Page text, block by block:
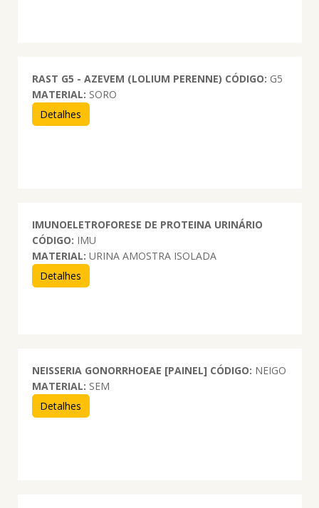
RAST G5 - AZEVEM (LOLIUM PERENNE) CÓDIGO: G5
MATERIAL: SORO
Detalhes
IMUNOELETROFORESE DE PROTEINA URINÁRIO
CÓDIGO: IMU
MATERIAL: URINA AMOSTRA ISOLADA
Detalhes
NEISSERIA GONORRHOEAE [PAINEL] CÓDIGO: NEIGO
MATERIAL: SEM
Detalhes